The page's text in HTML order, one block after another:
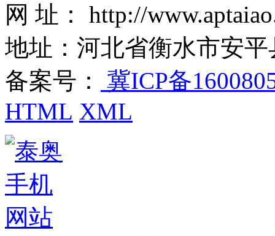
网 址： http://
地址：河北省衡水市安
备案号：
冀ICP备
HTML XML